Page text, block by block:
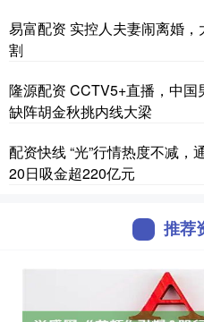
易富配资 实控人夫妻闹离婚
割
隆源配资 CCTV5+直播，中
缺阵胡金秋挑内线大梁
配资快线 “光”行情热度不减
20日吸金超220亿元
推荐